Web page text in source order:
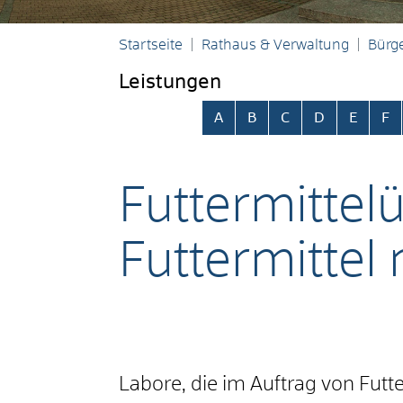
Startseite Rathaus & Verwaltung
Leistungen
Alphabetisches Register
A B C D E F
Futtermittel
Labore, die im Auftrag von